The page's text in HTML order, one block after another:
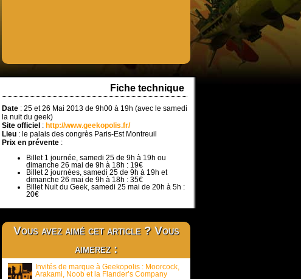
Fiche technique
Date : 25 et 26 Mai 2013 de 9h00 à 19h (avec le samedi
la nuit du geek)
Site officiel : http://www.geekopolis.fr/
Lieu : le palais des congrès Paris-Est Montreuil
Prix en prévente :
Billet 1 journée, samedi 25 de 9h à 19h ou
dimanche 26 mai de 9h à 18h : 19€
Billet 2 journées, samedi 25 de 9h à 19h et
dimanche 26 mai de 9h à 18h : 35€
Billet Nuit du Geek, samedi 25 mai de 20h à 5h :
20€
Vous avez aimé cet article ? Vous
aimerez :
Invités de marque à Geekopolis : Moorcock,
Arakami, Noob et la Flander’s Company